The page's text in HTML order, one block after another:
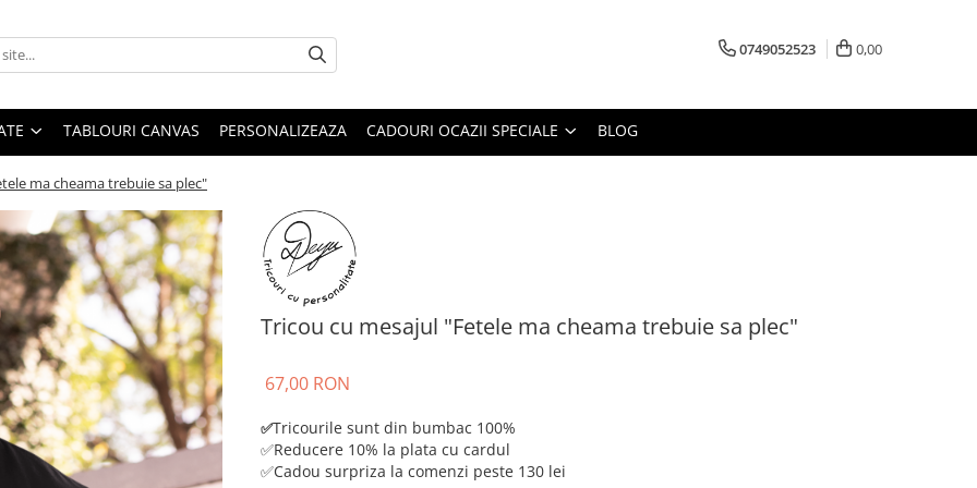
0749052523 0,00
TABLOURI CANVAS PERSONALIZEAZA CADOURI OCAZII SPECIALE BLOG
ma cheama trebuie sa plec"
Tricou cu mesajul "Fetele ma cheama trebuie sa plec"
67,00 RON
✅Tricourile sunt din bumbac 100%
✅Reducere 10% la plata cu cardul
✅Cadou surpriza la comenzi peste 130 lei